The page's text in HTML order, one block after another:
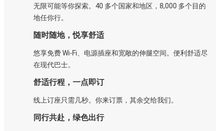
无限可能等你探索。40 多个国家和地区，8,000 多个目的
地任你行。
随时随地，悦享舒适
悠享免费 Wi-Fi、电源插座和宽敞的伸腿空间。便利舒适尽
在现代巴士。
舒适行程，一点即订
线上订座只需几秒。你来订票，其余交给我们。
同行共赴，绿色出行